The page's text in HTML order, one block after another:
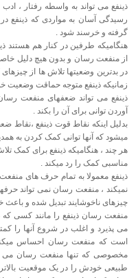
ذینفع می تواند به واسطه رفتار ،
رسیدگی آسان به مواردی که ذینفع
گرفته و خرسند شود .
هنگامیکه طرفین در کنار هم هستند
از منفعت رسان و بدون هیچ دلیل
در بدترین وضعیتها تلاش ها از
زمانیکه ذینفع متوجه حماقت وضعیت
ذینفع می تواند ضعفهای منفعت
آوردن توانی برای آن را بکند .
بدلیل اینکه نقاط قوت ذینفع ،نقاط
میشود که آنها توانی کمک کردن به
هر چند ، هنگامیکه ذینفع برای کمک
مناسبی کمک را رد میکند .
ذینفع معمولا به تمام حرف های
نمیکند ، منفعت رسان نمی تواند
چیزهای ناخوشایند تبدیل شده و باعث
منفعت رسان ذینفع را مانند کسی که
می پذیرد و اغلب در شروع آنها را
است که منفعت رسان احساس
مخصوصی که تنها منفعت رسان می
طبیعی خودش را در یک موقعیت